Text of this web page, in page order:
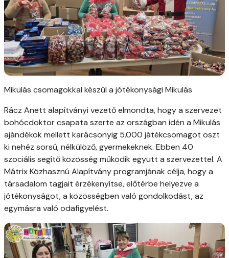
Mikulás csomagokkal készül a jótékonysági Mikulás
Rácz Anett alapítványi vezető elmondta, hogy a szervezet
bohócdoktor csapata szerte az országban idén a Mikulás
ajándékok mellett karácsonyig 5.000 játékcsomagot oszt
ki nehéz sorsú, nélkülöző, gyermekeknek. Ebben 40
szociális segítő közösség működik együtt a szervezettel. A
Mátrix Közhasznú Alapítvány programjának célja, hogy a
társadalom tagjait érzékenyítse, előtérbe helyezve a
jótékonyságot, a közösségben való gondolkodást, az
egymásra való odafigyelést.